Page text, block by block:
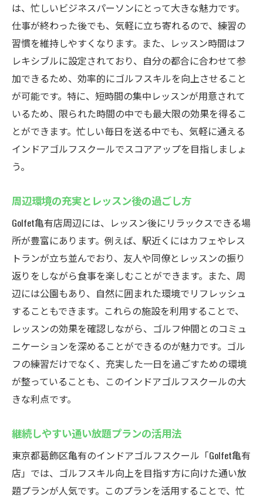
は、忙しいビジネスパーソンにとって大きな魅力です。
仕事が終わった後でも、気軽に立ち寄れるので、練習の
習慣を維持しやすくなります。また、レッスン時間はフ
レキシブルに設定されており、自分の都合に合わせて参
加できるため、効率的にゴルフスキルを向上させること
が可能です。特に、短時間の集中レッスンが用意されて
いるため、限られた時間の中でも最大限の効果を得るこ
とができます。忙しい毎日を送る中でも、気軽に通える
インドアゴルフスクールでスコアアップを目指しましょ
う。
周辺環境の充実とレッスン後の過ごし方
Golfet亀有店周辺には、レッスン後にリラックスできる場
所が豊富にあります。例えば、駅近くにはカフェやレス
トランが立ち並んでおり、友人や同僚とレッスンの振り
返りをしながら食事を楽しむことができます。また、周
辺には公園もあり、自然に囲まれた環境でリフレッシュ
することもできます。これらの施設を利用することで、
レッスンの効果を確認しながら、ゴルフ仲間とのコミュ
ニケーションを深めることができるのが魅力です。ゴル
フの練習だけでなく、充実した一日を過ごすための環境
が整っていることも、このインドアゴルフスクールの大
きな利点です。
継続しやすい通い放題プランの活用法
東京都葛飾区亀有のインドアゴルフスクール「Golfet亀有
店」では、ゴルフスキル向上を目指す方に向けた通い放
題プランが人気です。このプランを活用することで、忙